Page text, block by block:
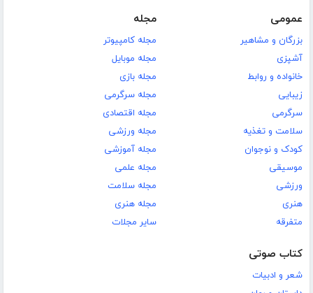
عمومی
بزرگان و مشاهیر
آشپزی
خانواده و روابط
زیبایی
سرگرمی
سلامت و تغذیه
کودک و نوجوان
موسیقی
ورزشی
هنری
متفرقه
مجله
مجله کامپیوتر
مجله موبایل
مجله بازی
مجله سرگرمی
مجله اقتصادی
مجله ورزشی
مجله آموزشی
مجله علمی
مجله سلامت
مجله هنری
سایر مجلات
کتاب صوتی
شعر و ادبیات